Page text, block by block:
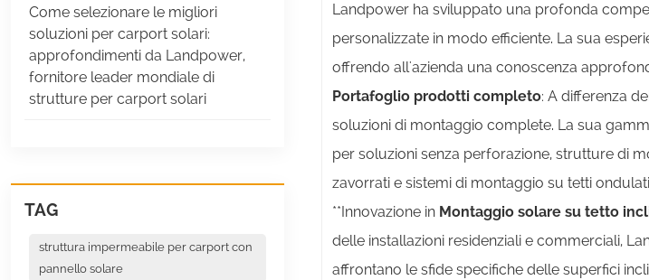
Landpower ha sviluppato una profonda
personalizzate in modo efficiente. La sua
offrendo all'azienda una conoscenza
Portafoglio prodotti completo: A differenza
soluzioni di montaggio complete. La sua
per soluzioni senza perforazione, strutture di
zavorrati e sistemi di montaggio su tetti
**Innovazione in Montaggio solare su tetto
delle installazioni residenziali e commerciali,
affrontano le sfide specifiche delle superfici
Come selezionare le migliori
soluzioni per carport solari:
approfondimenti da Landpower,
fornitore leader mondiale di
strutture per carport solari
TAG
struttura impermeabile per carport con
pannello solare